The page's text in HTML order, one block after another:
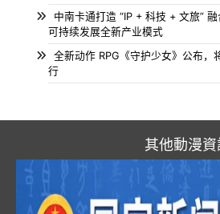
中南卡通打造 “IP + 科技 + 文旅”
可持续发展全新产业模式
全新动作 RPG《守护少女》公布，
行
其他動漫資